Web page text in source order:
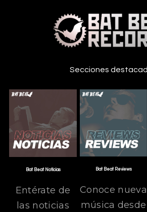
Secciones
Bat Beat Noticias
Entérate de
las noticias
Bat Beat Reviews
Conoce nueva
música desde